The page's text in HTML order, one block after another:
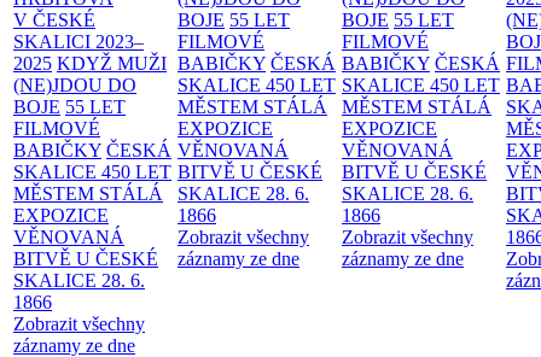
V ČESKÉ
SKALICI 2023–
2025 KDYŽ MUŽI
(NE)JDOU DO
BOJE 55 LET
FILMOVÉ
BABIČKY ČESKÁ
SKALICE 450 LET
MĚSTEM STÁLÁ
EXPOZICE
VĚNOVANÁ
BITVĚ U ČESKÉ
SKALICE 28. 6.
1866
Zobrazit všechny
záznamy ze dne
BOJE 55 LET
FILMOVÉ
BABIČKY ČESKÁ
SKALICE 450 LET
MĚSTEM STÁLÁ
EXPOZICE
VĚNOVANÁ
BITVĚ U ČESKÉ
SKALICE 28. 6.
1866
Zobrazit všechny
záznamy ze dne
BOJE 55 LET
FILMOVÉ
BABIČKY ČESKÁ
SKALICE 450 LET
MĚSTEM STÁLÁ
EXPOZICE
VĚNOVANÁ
BITVĚ U ČESKÉ
SKALICE 28. 6.
1866
Zobrazit všechny
záznamy ze dne